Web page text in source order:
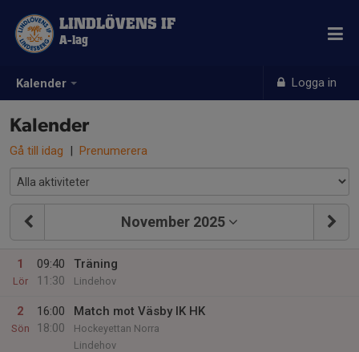
Kalender Logga in
LINDLÖVENS IF
A-lag
Kalender
Gå till idag | Prenumerera
November 2025
1
Lör
09:40
11:30
Träning
Lindehov
2
Sön
16:00
18:00
Match mot Väsby IK HK
Hockeyettan Norra
Lindehov